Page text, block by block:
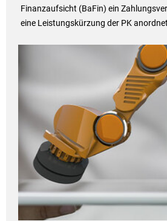
Finanzaufsicht (BaFin) ein
eine Leistungskürzung der PK